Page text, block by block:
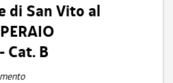
di San Vito al
Cat. B